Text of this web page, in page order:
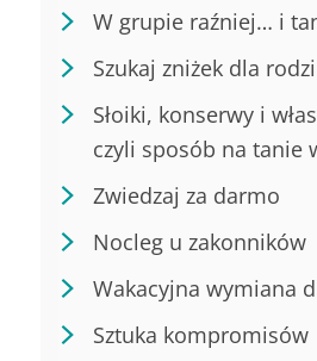
W grupie raźniej… i
Szukaj zniżek dla
Słoiki, konserwy i
czyli sposób na tanie
Zwiedzaj za darmo
Nocleg u zakonników
Wakacyjna wymiana
Sztuka kompromisów